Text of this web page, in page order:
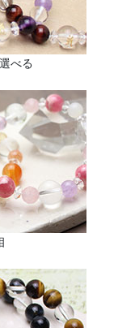
べる